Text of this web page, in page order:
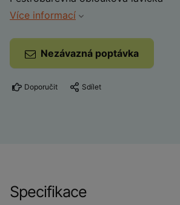
Více informací
Nezávazná poptávka
Doporučit Sdílet
Specifikace